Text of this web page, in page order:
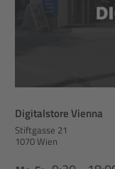
Digitalstore Vienna
Stiftgasse 21
1070 Wien